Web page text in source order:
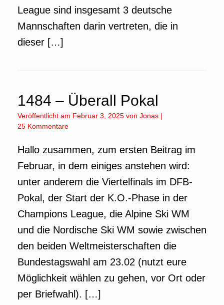
League sind insgesamt 3 deutsche
Mannschaften darin vertreten, die in
dieser […]
1484 – Überall Pokal
Veröffentlicht am Februar 3, 2025 von Jonas |
25 Kommentare
Hallo zusammen, zum ersten Beitrag im
Februar, in dem einiges anstehen wird:
unter anderem die Viertelfinals im DFB-
Pokal, der Start der K.O.-Phase in der
Champions League, die Alpine Ski WM
und die Nordische Ski WM sowie zwischen
den beiden Weltmeisterschaften die
Bundestagswahl am 23.02 (nutzt eure
Möglichkeit wählen zu gehen, vor Ort oder
per Briefwahl). […]